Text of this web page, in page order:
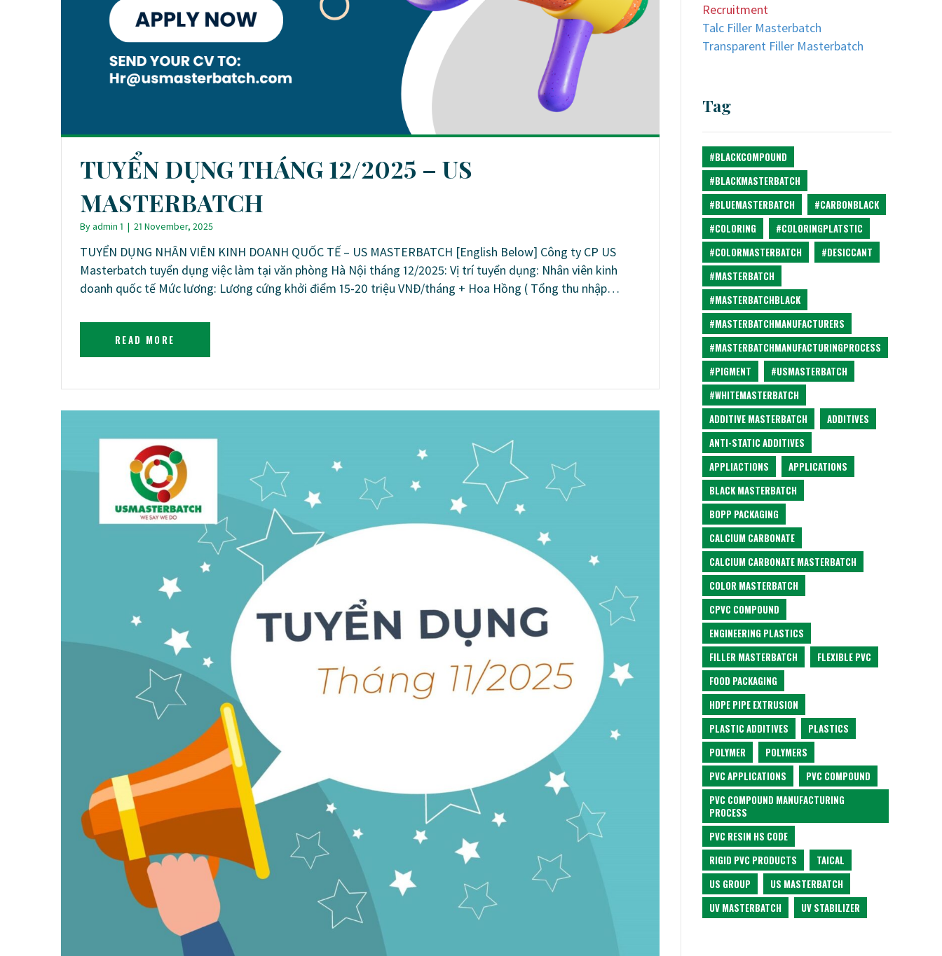
TUYỂN DỤNG THÁNG 12/2025 – US
MASTERBATCH
Byadmin 1 | 21 November, 2025
TUYỂN DỤNG NHÂN VIÊN KINH DOANH QUỐC TẾ – US MASTERBATCH [English Below] Công ty CP US
Masterbatch tuyển dụng việc làm tại văn phòng Hà Nội tháng 12/2025: Vị trí tuyển dụng: Nhân viên kinh
doanh quốc tế Mức lương: Lương cứng khởi điểm 15-20 triệu VNĐ/tháng + Hoa Hồng ( Tổng thu nhập…
READ MORE
Recruitment
Talc Filler Masterbatch
Transparent Filler Masterbatch
Tag
#BLACKCOMPOUND
#BLACKMASTERBATCH
#BLUEMASTERBATCH
#CARBONBLACK
#COLORING
#COLORINGPLATSTIC
#COLORMASTERBATCH
#DESICCANT
#MASTERBATCH
#MASTERBATCHBLACK
#MASTERBATCHMANUFACTURERS
#MASTERBATCHMANUFACTURINGPROCESS
#PIGMENT
#USMASTERBATCH
#WHITEMASTERBATCH
ADDITIVE MASTERBATCH
ADDITIVES
ANTI-STATIC ADDITIVES
APPLIACTIONS
APPLICATIONS
BLACK MASTERBATCH
BOPP PACKAGING
CALCIUM CARBONATE
CALCIUM CARBONATE MASTERBATCH
COLOR MASTERBATCH
CPVC COMPOUND
ENGINEERING PLASTICS
FILLER MASTERBATCH
FLEXIBLE PVC
FOOD PACKAGING
HDPE PIPE EXTRUSION
PLASTIC ADDITIVES
PLASTICS
POLYMER
POLYMERS
PVC APPLICATIONS
PVC COMPOUND
PVC COMPOUND MANUFACTURING
PROCESS
PVC RESIN HS CODE
RIGID PVC PRODUCTS
TAICAL
US GROUP
US MASTERBATCH
UV MASTERBATCH
UV STABILIZER